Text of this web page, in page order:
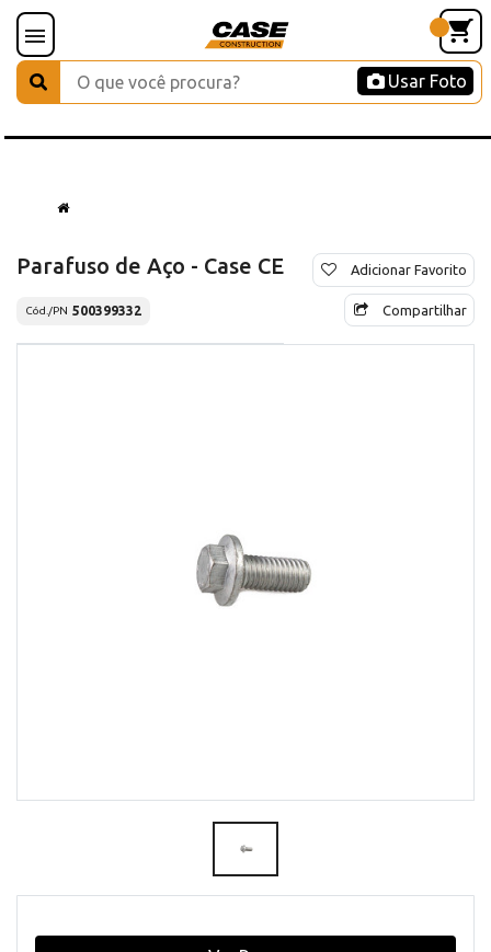
Usar Foto
Parafuso de Aço - Case CE
Cód./PN 500399332
Adicionar Favorito
Compartilhar